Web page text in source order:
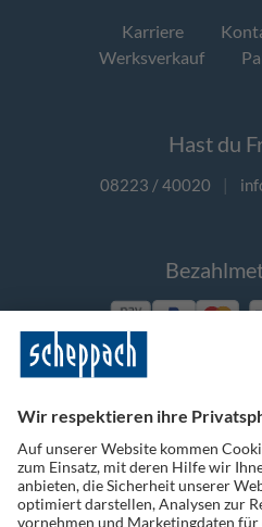
Karriere
Werksverkauf
Hast du
08223 / 40020 |
Folge uns auf